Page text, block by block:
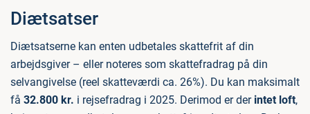
Diætsatser
Diætsatserne kan enten udbetales skattefrit af din
arbejdsgiver – eller noteres som skattefradrag på din
selvangivelse (reel skatteværdi ca. 26%). Du kan maksimalt
få 32.800 kr. i rejsefradrag i 2025. Derimod er der intet loft,